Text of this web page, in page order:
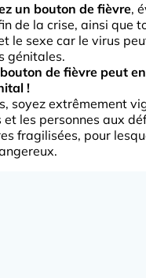
un bouton de fièvre,
de la crise, ainsi que
le sexe car le virus
génitales.
de fièvre peut
!
soyez extrêmement
et les personnes aux
fragilisées, pour